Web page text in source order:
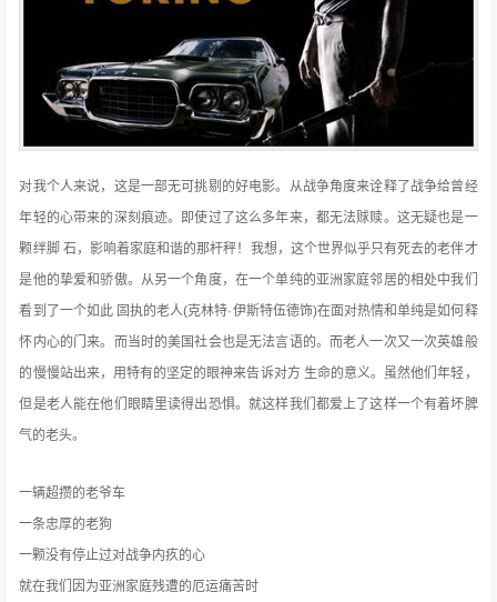
对我个人来说，这是一部无可挑剔的好电影。从战争角度来诠释了战争给曾经
年轻的心带来的深刻痕迹。即使过了这么多年来，都无法赇赎。这无疑也是一
颗绊脚 石，影响着家庭和谐的那杆秤！我想，这个世界似乎只有死去的老伴才
是他的挚爱和骄傲。从另一个角度，在一个单纯的亚洲家庭邻居的相处中我们
看到了一个如此 固执的老人(克林特·伊斯特伍德饰)在面对热情和单纯是如何释
怀内心的门来。而当时的美国社会也是无法言语的。而老人一次又一次英雄般
的慢慢站出来，用特有的坚定的眼神来告诉对方 生命的意义。虽然他们年轻，
但是老人能在他们眼睛里读得出恐惧。就这样我们都爱上了这样一个有着坏脾
气的老头。
一辆超攒的老爷车
一条忠厚的老狗
一颗没有停止过对战争内疚的心
就在我们因为亚洲家庭残遭的厄运痛苦时